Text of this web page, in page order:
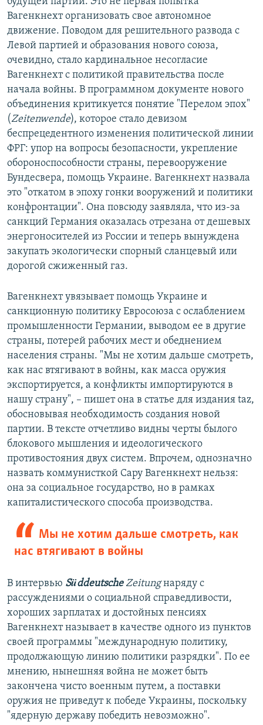
Вагенкнехт организовать свое автономное
движение. Поводом для решительного развода с
Левой партией и образования нового союза,
очевидно, стало кардинальное несогласие
Вагенкнехт с политикой правительства после
начала войны. В программном документе нового
объединения критикуется понятие "Перелом эпох"
(Zeitenwende), которое стало девизом
беспрецедентного изменения политической линии
ФРГ: упор на вопросы безопасности, укрепление
обороноспособности страны, перевооружение
Бундесвера, помощь Украине. Вагенкнехт назвала
это "откатом в эпоху гонки вооружений и политики
конфронтации". Она повсюду заявляла, что из-за
санкций Германия оказалась отрезана от дешевых
энергоносителей из России и теперь вынуждена
закупать экологически спорный сланцевый или
дорогой сжиженный газ.
Вагенкнехт увязывает помощь Украине и
санкционную политику Евросоюза с ослаблением
промышленности Германии, выводом ее в другие
страны, потерей рабочих мест и обеднением
населения страны. "Мы не хотим дальше смотреть,
как нас втягивают в войны, как масса оружия
экспортируется, а конфликты импортируются в
нашу страну", – пишет она в статье для издания taz,
обосновывая необходимость создания новой
партии. В тексте отчетливо видны черты былого
блокового мышления и идеологического
противостояния двух систем. Впрочем, однозначно
назвать коммунисткой Сару Вагенкнехт нельзя:
она за социальное государство, но в рамках
капиталистического способа производства.
Мы не хотим дальше смотреть, как
нас втягивают в войны
В интервью Süddeutsche Zeitungнаряду с
рассуждениями о социальной справедливости,
хороших зарплатах и достойных пенсиях
Вагенкнехт называет в качестве одного из пунктов
своей программы "международную политику,
продолжающую линию политики разрядки". По ее
мнению, нынешняя война не может быть
закончена чисто военным путем, а поставки
оружия не приведут к победе Украины, поскольку
"ядерную державу победить невозможно".